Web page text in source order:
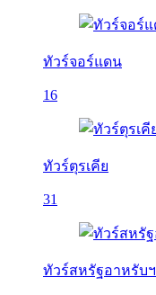
ทัวร์จอร์แดน
16
ทัวร์ตุรเคีย
31
ทัวร์สหรัฐอาหรับฯ